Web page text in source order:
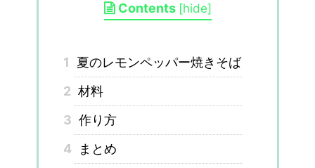
Contents [hide]
1
夏のレモンペッパー焼きそば
2 材料
3 作り方
4
まとめ